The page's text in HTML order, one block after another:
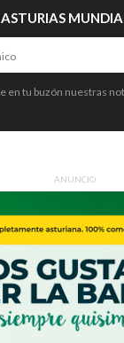
en tu buzón nuestras
ANUNCIO